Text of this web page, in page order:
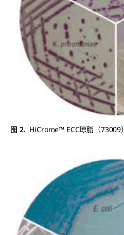
图 2. HiCrome™ ECC琼脂（73009）